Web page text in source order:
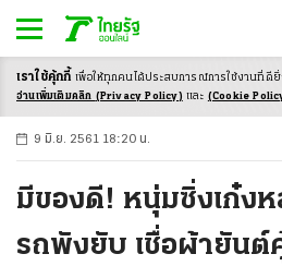
-ก ก ก+
9 มิ.ย. 2561 18:20 น.
มีของดี! หนุ่มซิ่งเก๋ง
รถพังยับ เชื่อผ้ายันต์
เราใช้คุ้กกี้ เพื่อให้ทุกคนได้ประสบการณ์การใช้งานที่ดี
อ่านเพิ่มเติมคลิก (Privacy Policy) และ (Cookie